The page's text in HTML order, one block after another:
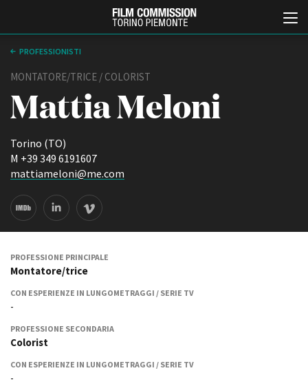
ABOUT
Storia della Fondazione
Contatti
La sede
Bilancio sociale
trasparente
Open Day
PROFESSIONISTI
MONTATORE/TRICE / COLORIST
Mattia Meloni
Torino (TO)
M +39 349 6191607
mattiameloni@me.com
PROFESSIONE PRINCIPALE
Montatore/trice
CON ESPERIENZE IN LUNGOMETRAGGI / SERIE TV
-
PROFESSIONE SECONDARIA
Colorist
CON ESPERIENZE IN LUNGOMETRAGGI / SERIE TV
-